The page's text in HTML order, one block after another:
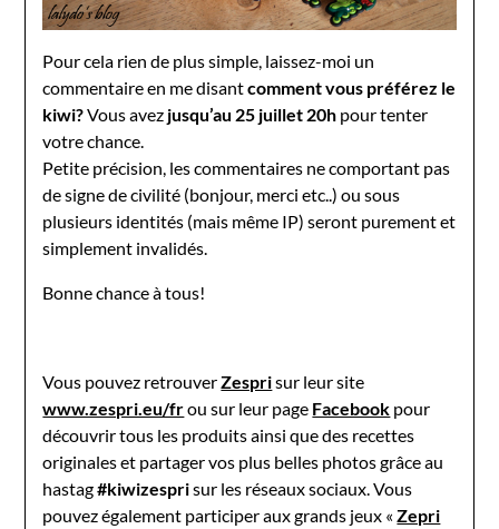
Pour cela rien de plus simple, laissez-moi un
commentaire en me disantcomment vous préférez le
kiwi?Vous avez jusqu’au 25 juillet 20h pour tenter
votre chance.
Petite précision, les commentaires ne comportant pas
de signe de civilité (bonjour, merci etc..) ou sous
plusieurs identités (mais même IP) seront purement et
simplement invalidés.
Bonne chance à tous!
Vous pouvez retrouverZesprisur leur site
www.zespri.eu/frou sur leur page Facebook pour
découvrir tous les produits ainsi que des recettes
originales et partager vos plus belles photos grâce au
hastag#kiwizesprisur les réseaux sociaux. Vous
pouvez également participer aux grands jeux «Zepri